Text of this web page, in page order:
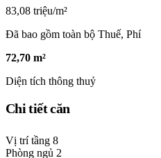
83,08 triệu/m²
Đã bao gồm toàn bộ Thuế, Phí
72,70 m²
Diện tích thông thuỷ
Chi tiết căn
Vị trí tầng 8
Phòng ngủ 2